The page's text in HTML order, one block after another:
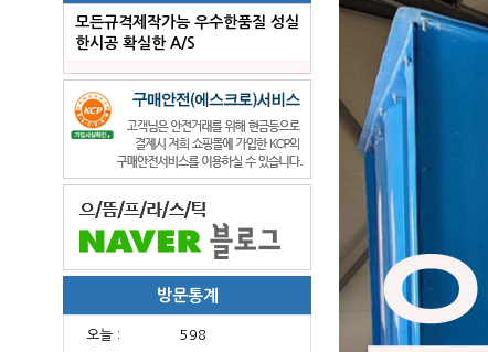
모든규격제작가능 우수한품질 성실
한시공 확실한 A/S
방문통계
오늘 :
598